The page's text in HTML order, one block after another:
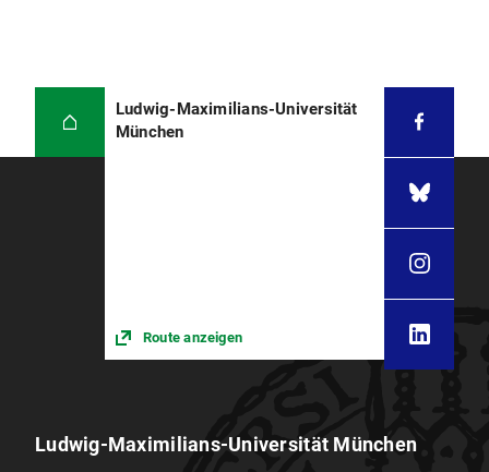
Ludwig-Maximilians-Universität
München
Route anzeigen
Ludwig-Maximilians-Universität München